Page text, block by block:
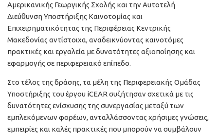
Αμερικανικής Γεωργικής Σχολής και την Αυτοτελή
Διεύθυνση Υποστήριξης Καινοτομίας και
Επιχειρηματικότητας της Περιφέρειας Κεντρικής
Μακεδονίας αντίστοιχα, αναδεικνύοντας καινοτόμες
πρακτικές και εργαλεία με δυνατότητες αξιοποίησης και
εφαρμογής σε περιφερειακό επίπεδο.
Στο τέλος της δράσης, τα μέλη της Περιφερειακής Ομάδας
Υποστήριξης του έργου iCEAR συζήτησαν σχετικά με τις
δυνατότητες ενίσχυσης της συνεργασίας μεταξύ των
εμπλεκόμενων φορέων, ανταλλάσσοντας χρήσιμες γνώσεις,
εμπειρίες και καλές πρακτικές που μπορούν να συμβάλουν